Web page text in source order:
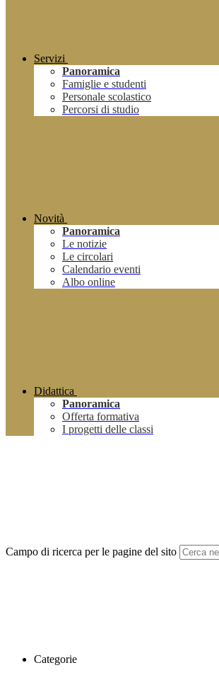
Servizi
Panoramica
Famiglie e studenti
Personale scolastico
Percorsi di studio
Novità
Panoramica
Le notizie
Le circolari
Calendario eventi
Albo online
Didattica
Panoramica
Offerta formativa
I progetti delle classi
Campo di ricerca per le pagine del sito
Categorie